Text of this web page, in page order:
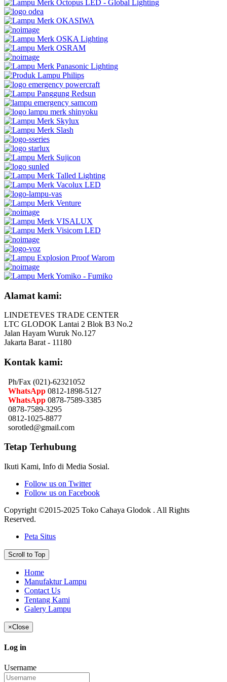
Alamat kami:
LINDETEVES TRADE CENTER
LTC GLODOK Lantai 2 Blok B3 No.2
Jalan Hayam Wuruk No.127
Jakarta Barat - 11180
Kontak kami:
Ph/Fax (021)-62321052
WhatsApp 0812-1898-5127
WhatsApp 0878-7589-3385
0878-7589-3295
0812-1025-8877
sorotled@gmail.com
Tetap Terhubung
Ikuti Kami, Info di Media Sosial.
Follow us on Twitter
Follow us on Facebook
Copyright ©2015-2025 Toko Cahaya Glodok . All Rights
Reserved.
Peta Situs
Scroll to Top
Home
Manufaktur Lampu
Contact Us
Tentang Kami
Galery Lampu
×Close
Log in
Username